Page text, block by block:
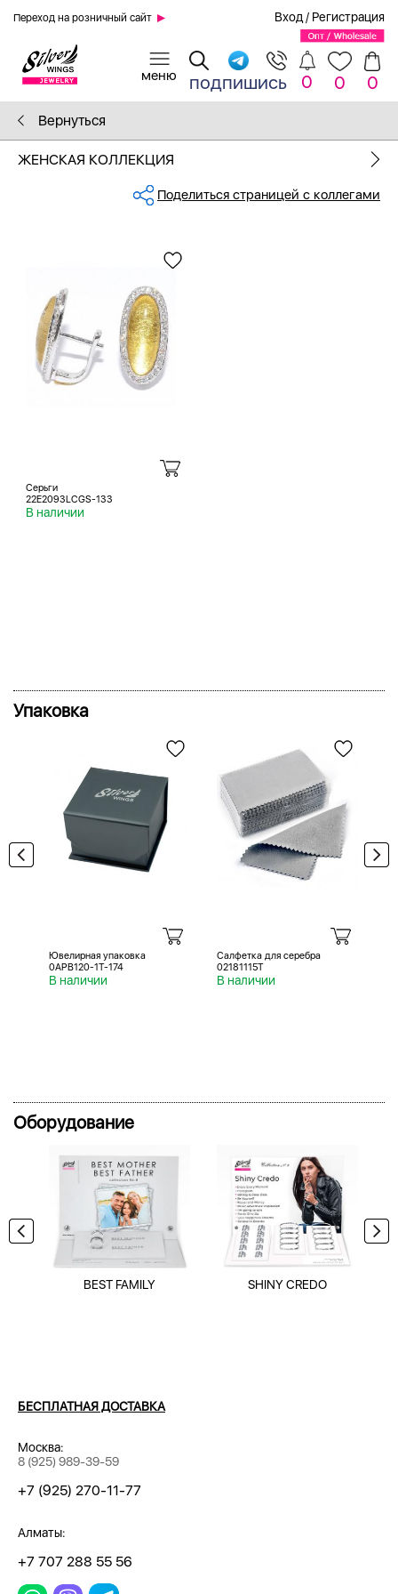
Переход на розничный сайт Вход / Регистрация
подпишись 0 0 0
Вернуться
ЖЕНСКАЯ КОЛЛЕКЦИЯ
Поделиться страницей с коллегами
Серьги
22E2093LCGS-133
В наличии
Упаковка
Ювелирная упаковка
0APB120-1T-174
В наличии
Салфетка для серебра
02181115T
В наличии
Оборудование
BEST FAMILY SHINY CREDO
БЕСПЛАТНАЯ ДОСТАВКА
Москва:
8 (925) 989-39-59
+7 (925) 270-11-77
Алматы:
+7 707 288 55 56